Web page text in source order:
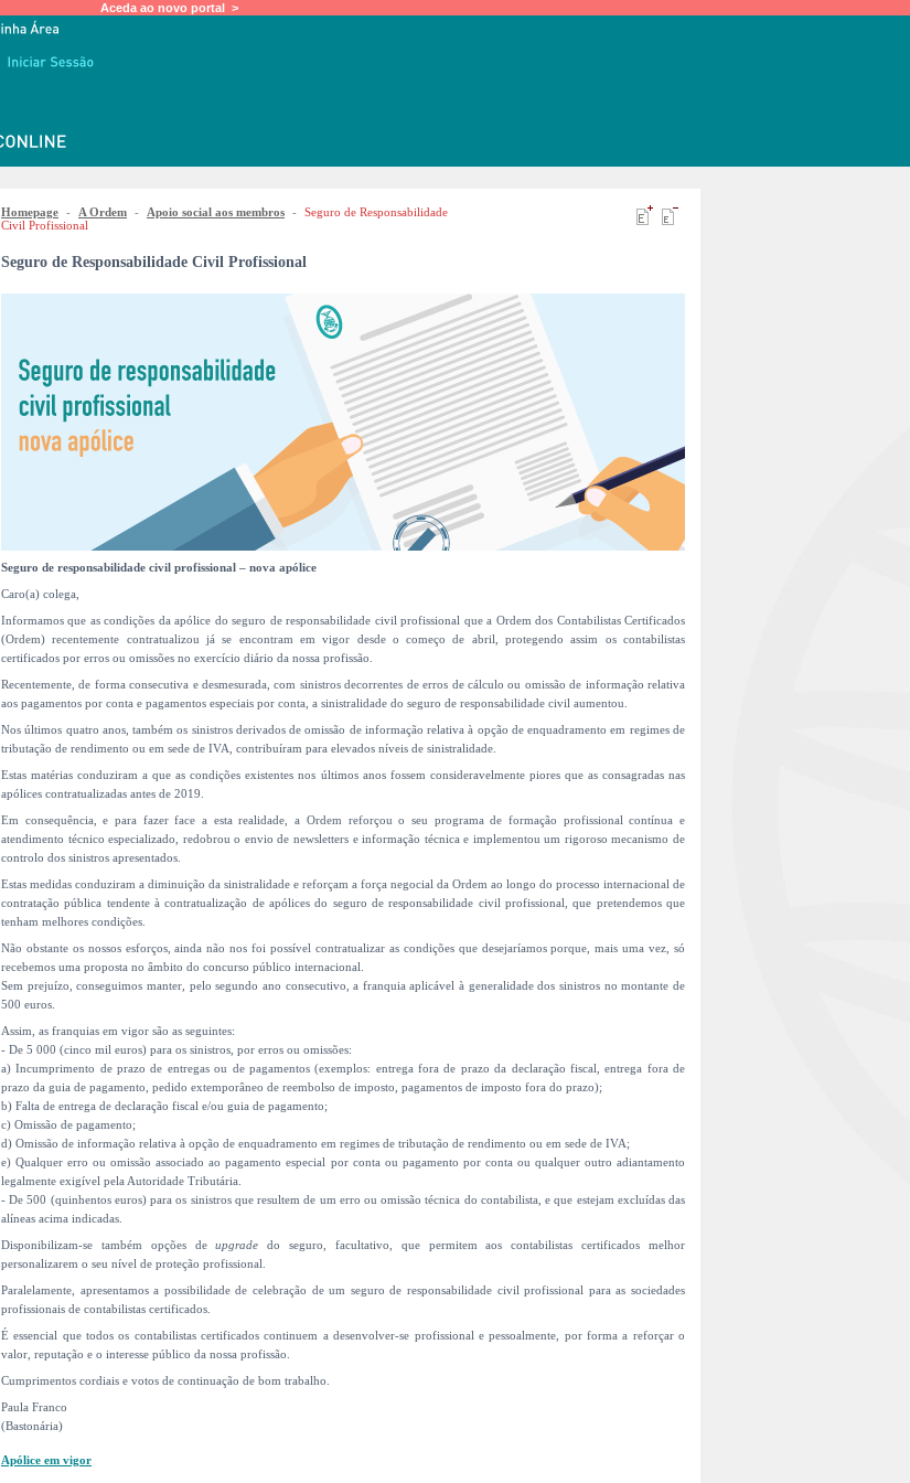
Aceda ao novo portal >
Homepage - A Ordem - Apoio social aos membros - Seguro de Responsabilidade
Civil Profissional
Seguro de Responsabilidade Civil Profissional
Seguro de responsabilidade civil profissional – nova apólice
Caro(a) colega,
Informamos que as condições da apólice do seguro de responsabilidade civil profissional que a Ordem dos Contabilistas Certificados
(Ordem) recentemente contratualizou já se encontram em vigor desde o começo de abril, protegendo assim os contabilistas
certificados por erros ou omissões no exercício diário da nossa profissão.
Recentemente, de forma consecutiva e desmesurada, com sinistros decorrentes de erros de cálculo ou omissão de informação relativa
aos pagamentos por conta e pagamentos especiais por conta, a sinistralidade do seguro de responsabilidade civil aumentou.
Nos últimos quatro anos, também os sinistros derivados de omissão de informação relativa à opção de enquadramento em regimes de
tributação de rendimento ou em sede de IVA, contribuíram para elevados níveis de sinistralidade.
Estas matérias conduziram a que as condições existentes nos últimos anos fossem consideravelmente piores que as consagradas nas
apólices contratualizadas antes de 2019.
Em consequência, e para fazer face a esta realidade, a Ordem reforçou o seu programa de formação profissional contínua e
atendimento técnico especializado, redobrou o envio de newsletters e informação técnica e implementou um rigoroso mecanismo de
controlo dos sinistros apresentados.
Estas medidas conduziram a diminuição da sinistralidade e reforçam a força negocial da Ordem ao longo do processo internacional de
contratação pública tendente à contratualização de apólices do seguro de responsabilidade civil profissional, que pretendemos que
tenham melhores condições.
Não obstante os nossos esforços, ainda não nos foi possível contratualizar as condições que desejaríamos porque, mais uma vez, só
recebemos uma proposta no âmbito do concurso público internacional.
Sem prejuízo, conseguimos manter, pelo segundo ano consecutivo, a franquia aplicável à generalidade dos sinistros no montante de
500 euros.
Assim, as franquias em vigor são as seguintes:
- De 5 000 (cinco mil euros) para os sinistros, por erros ou omissões:
a) Incumprimento de prazo de entregas ou de pagamentos (exemplos: entrega fora de prazo da declaração fiscal, entrega fora de
prazo da guia de pagamento, pedido extemporâneo de reembolso de imposto, pagamentos de imposto fora do prazo);
b) Falta de entrega de declaração fiscal e/ou guia de pagamento;
c) Omissão de pagamento;
d) Omissão de informação relativa à opção de enquadramento em regimes de tributação de rendimento ou em sede de IVA;
e) Qualquer erro ou omissão associado ao pagamento especial por conta ou pagamento por conta ou qualquer outro adiantamento
legalmente exigível pela Autoridade Tributária.
- De 500 (quinhentos euros) para os sinistros que resultem de um erro ou omissão técnica do contabilista, e que estejam excluídas das
alíneas acima indicadas.
Disponibilizam-se também opções deupgradedo seguro, facultativo, que permitem aos contabilistas certificados melhor
personalizarem o seu nível de proteção profissional.
Paralelamente, apresentamos a possibilidade de celebração de um seguro de responsabilidade civil profissional para as sociedades
profissionais de contabilistas certificados.
É essencial que todos os contabilistas certificados continuem a desenvolver-se profissional e pessoalmente, por forma a reforçar o
valor, reputação e o interesse público da nossa profissão.
Cumprimentos cordiais e votos de continuação de bom trabalho.
Paula Franco
(Bastonária)
Apólice em vigor